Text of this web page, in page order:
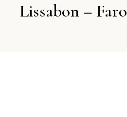
Lissabon – Faro